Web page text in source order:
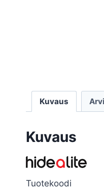
Kuvaus
Kuvaus
Tuotekoodi